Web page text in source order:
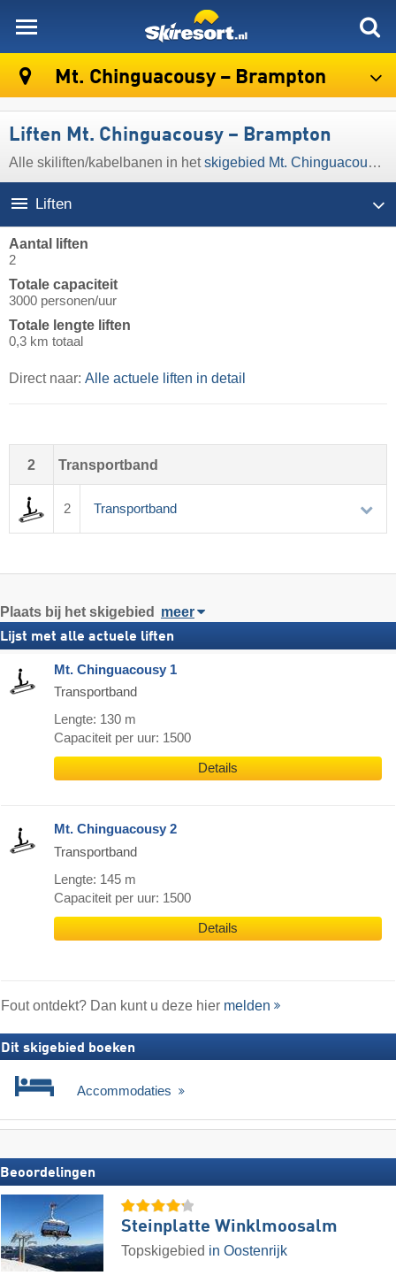
Mt. Chinguacousy – Brampton
Liften Mt. Chinguacousy – Brampton
Alle skiliften/kabelbanen in hetskigebied Mt. Chinguacousy – Brampton
Liften
Aantal liften
2
Totale capaciteit
3000 personen/uur
Totale lengte liften
0,3 km totaal
Direct naar: Alle actuele liften in detail
2 Transportband
2 Transportband
Plaats bij het skigebied meer
Lijst met alle actuele liften
Mt. Chinguacousy 1
Transportband
Lengte: 130 m
Capaciteit per uur: 1500
Details
Mt. Chinguacousy 2
Transportband
Lengte: 145 m
Capaciteit per uur: 1500
Details
Fout ontdekt? Dan kunt u deze hier melden
Dit skigebied boeken
Accommodaties
Beoordelingen
Steinplatte Winklmoosalm
Topskigebied in Oostenrijk